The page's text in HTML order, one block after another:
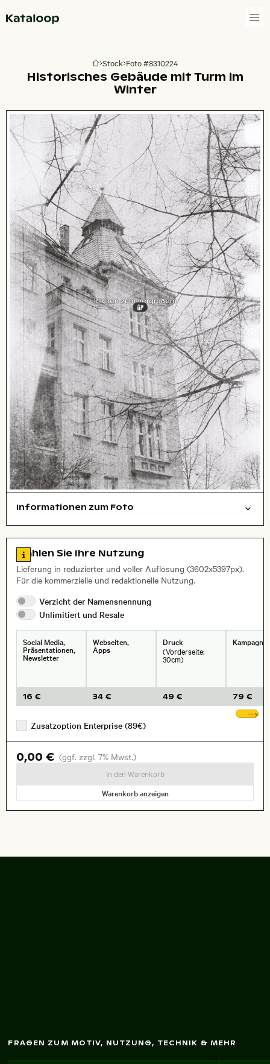
Zur Homepage
Stock Foto #8310224
Historisches Gebäude mit Turm im
Winter
Klicken zum Vergrößern
Informationen zum Foto
Filmfotografie symbolisch abstrakt/kreativ Städte/Gebäude
Name des abgebildeten Ortes,Stadt,
Zu den Lizenzinformationen springen
Wählen Sie Ihre Nutzung
Lieferung in reduzierter und voller Auflösung (3602x5397px).
Für die kommerzielle und redaktionelle Nutzung.
Verzicht der Namensnennung
Unlimitiert und Resale
Social Media,
Präsentationen,
Newsletter
16 €
Webseiten,
Apps
34 €
Druck
(Vorderseite:
30cm)
49 € 79 €
Zusatzoption Enterprise (89€)
0,00 € (ggf. zzgl. 7% Mwst.)
In den Warenkorb
Warenkorb anzeigen
FRAGEN ZUM MOTIV, NUTZUNG, TECHNIK & MEHR